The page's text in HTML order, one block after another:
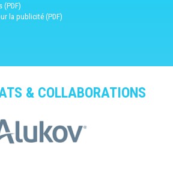
(PDF)
la publicité (PDF)
& COLLABORATIONS